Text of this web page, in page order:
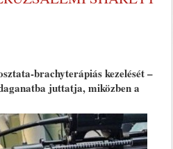
brachyterápiás kezelését –
juttatja, miközben a